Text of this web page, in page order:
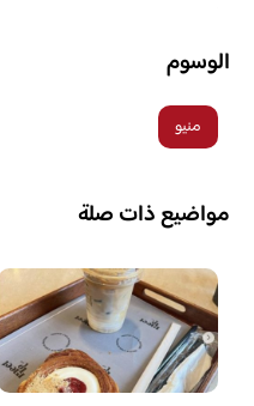
الوسوم
منيو
مواضيع ذات صلة